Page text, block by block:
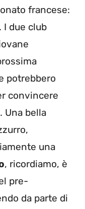
francese:
. I due club
potrebbero
convincere
Una bella
una
, ricordiamo, è
pre-
da parte di